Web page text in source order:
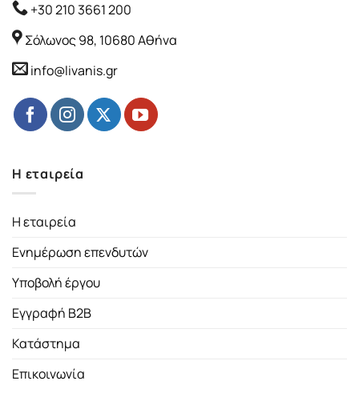
+30 210 3661 200
Σόλωνος 98, 10680 Αθήνα
info@livanis.gr
Η εταιρεία
Η εταιρεία
Ενημέρωση επενδυτών
Υποβολή έργου
Εγγραφή B2B
Κατάστημα
Επικοινωνία